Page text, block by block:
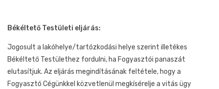
Békéltető Testületi eljárás:
Jogosult a lakóhelye/tartózkodási helye szerint illetékes
Békéltető Testülethez fordulni, ha Fogyasztói panaszát
elutasítjuk. Az eljárás megindításának feltétele, hogy a
Fogyasztó Cégünkkel közvetlenül megkísérelje a vitás ügy